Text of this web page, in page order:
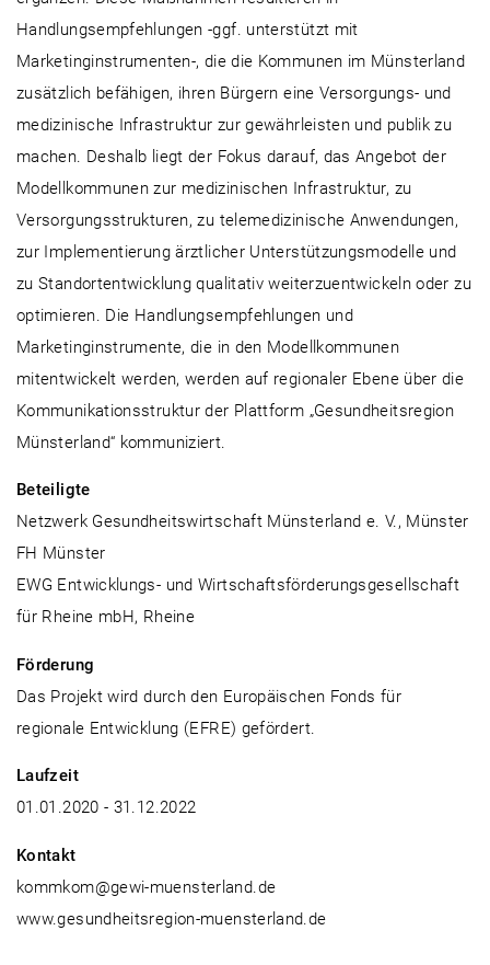
Handlungsempfehlungen -ggf. unterstützt mit
Marketinginstrumenten-, die die Kommunen im Münsterland
zusätzlich befähigen, ihren Bürgern eine Versorgungs- und
medizinische Infrastruktur zur gewährleisten und publik zu
machen. Deshalb liegt der Fokus darauf, das Angebot der
Modellkommunen zur medizinischen Infrastruktur, zu
Versorgungsstrukturen, zu telemedizinische Anwendungen,
zur Implementierung ärztlicher Unterstützungsmodelle und
zu Standortentwicklung qualitativ weiterzuentwickeln oder zu
optimieren. Die Handlungsempfehlungen und
Marketinginstrumente, die in den Modellkommunen
mitentwickelt werden, werden auf regionaler Ebene über die
Kommunikationsstruktur der Plattform „Gesundheitsregion
Münsterland“ kommuniziert.
Beteiligte
Netzwerk Gesundheitswirtschaft Münsterland e. V., Münster
FH Münster
EWG Entwicklungs- und Wirtschaftsförderungsgesellschaft
für Rheine mbH, Rheine
Förderung
Das Projekt wird durch den Europäischen Fonds für
regionale Entwicklung (EFRE) gefördert.
Laufzeit
01.01.2020 - 31.12.2022
Kontakt
kommkom@gewi-muensterland.de
www.gesundheitsregion-muensterland.de